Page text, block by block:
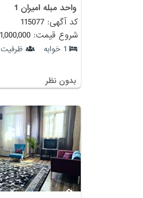
واحد مبله امیران 1
کد آگهی: 115077
شروع قیمت: 1,000,000 تومان
1 خوابه ظرفیت 2-4 نفر
بدون نظر